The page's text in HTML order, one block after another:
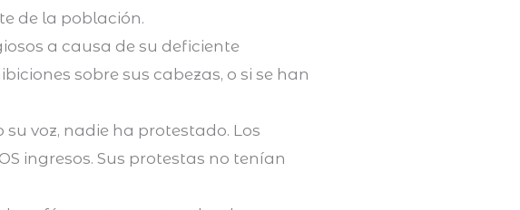
de la población.
a causa de su deficiente
sobre sus cabezas, o si se han
voz, nadie ha protestado. Los
ingresos. Sus protestas no tenían